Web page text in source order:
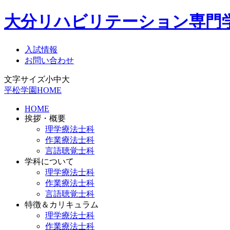
大分リハビリテーション専門
入試情報
お問い合わせ
文字サイズ小中大
平松学園HOME
HOME
挨拶・概要
理学療法士科
作業療法士科
言語聴覚士科
学科について
理学療法士科
作業療法士科
言語聴覚士科
特徴＆カリキュラム
理学療法士科
作業療法士科